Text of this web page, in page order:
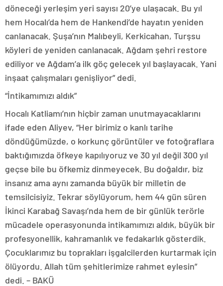
döneceği yerleşim yeri sayısı 20’ye ulaşacak. Bu yıl
hem Hocalı’da hem de Hankendi’de hayatın yeniden
canlanacak. Şuşa’nın Malıbeyli, Kerkicahan, Turşsu
köyleri de yeniden canlanacak. Ağdam şehri restore
ediliyor ve Ağdam’a ilk göç gelecek yıl başlayacak. Yani
inşaat çalışmaları genişliyor” dedi.
“İntikamımızı aldık”
Hocalı Katliamı’nın hiçbir zaman unutmayacaklarını
ifade eden Aliyev, “Her birimiz o kanlı tarihe
döndüğümüzde, o korkunç görüntüler ve fotoğraflara
baktığımızda öfkeye kapılıyoruz ve 30 yıl değil 300 yıl
geçse bile bu öfkemiz dinmeyecek. Bu doğaldır, biz
insanız ama aynı zamanda büyük bir milletin de
temsilcisiyiz. Tekrar söylüyorum, hem 44 gün süren
İkinci Karabağ Savaşı’nda hem de bir günlük terörle
mücadele operasyonunda intikamımızı aldık, büyük bir
profesyonellik, kahramanlık ve fedakarlık gösterdik.
Çocuklarımız bu toprakları işgalcilerden kurtarmak için
ölüyordu. Allah tüm şehitlerimize rahmet eylesin”
dedi. – BAKÜ